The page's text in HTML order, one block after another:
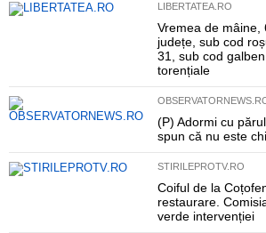
LIBERTATEA.RO
Vremea de mâine,
județe, sub cod
31, sub cod
torențiale
(P) Adormi cu
spun că nu este
STIRILEPROTV.RO
Coiful de la
restaurare.
verde intervenției